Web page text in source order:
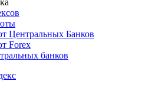
Центральных Банков